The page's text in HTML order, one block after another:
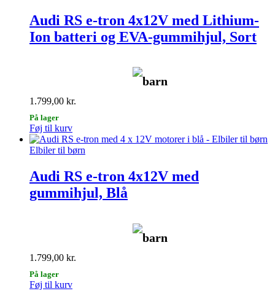
Audi RS e-tron 4x12V med Lithium-
Ion batteri og EVA-gummihjul, Sort
barn
1.799,00 kr.
På lager
Føj til kurv
Elbiler til børn
Audi RS e-tron 4x12V med
gummihjul, Blå
barn
1.799,00 kr.
På lager
Føj til kurv